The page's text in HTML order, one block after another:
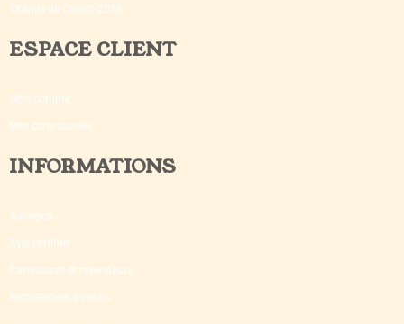
©Outils du Coach 2018
ESPACE CLIENT
Mon compte
Mes commandes
INFORMATIONS
A propos
Avis certifiés
Partenaires et revendeurs
Recrutement auteurs